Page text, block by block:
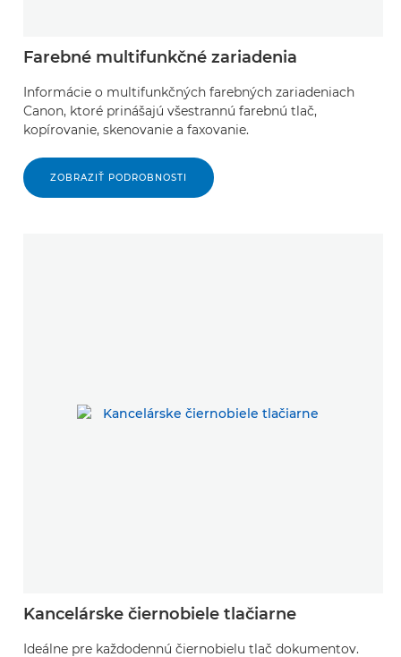
Farebné multifunkčné zariadenia
Informácie o multifunkčných farebných zariadeniach
Canon, ktoré prinášajú všestrannú farebnú tlač,
kopírovanie, skenovanie a faxovanie.
ZOBRAZIŤ PODROBNOSTI
Kancelárske čiernobiele tlačiarne
Ideálne pre každodennú čiernobielu tlač dokumentov.